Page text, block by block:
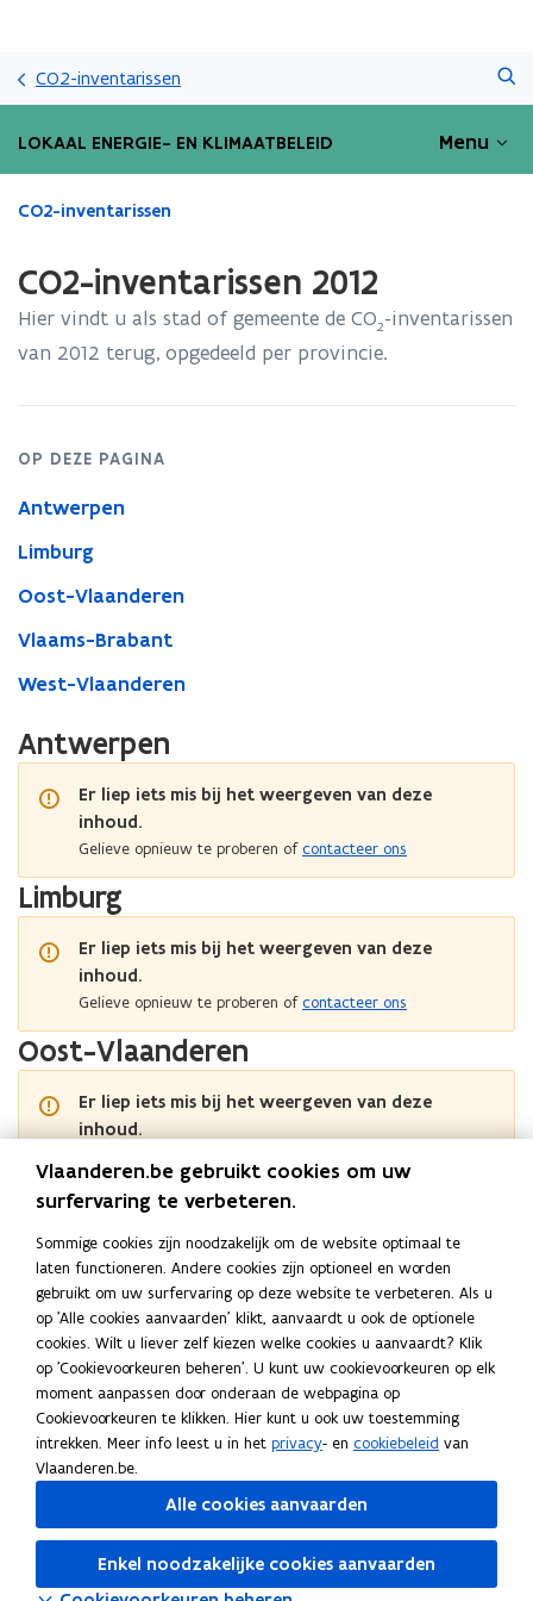
inhoud
gaan
CO2-inventarissen
LOKAAL ENERGIE- EN KLIMAATBELEID Menu
Gedaan
bevindt
op:
CO2-inventarissen
CO2-inventarissen 2012
Hier vindt u als stad of gemeente de CO2-inventarissen
van 2012 terug, opgedeeld per provincie.
OP DEZE PAGINA
Antwerpen
Limburg
Oost-Vlaanderen
Vlaams-Brabant
West-Vlaanderen
Antwerpen
Er liep iets mis bij het weergeven van deze
inhoud.
Gelieve opnieuw te proberen ofcontacteer ons
Limburg
Er liep iets mis bij het weergeven van deze
inhoud.
Gelieve opnieuw te proberen ofcontacteer ons
Oost-Vlaanderen
Er liep iets mis bij het weergeven van deze
inhoud.
Vlaams-Brabant
Er liep iets mis bij het weergeven van deze
inhoud.
Gelieve opnieuw te proberen of contacteer ons
West-Vlaanderen
Er liep iets mis bij het weergeven van deze
inhoud.
Gelieve opnieuw te proberen of
Deel deze pagina
Vlaanderen.be gebruikt cookies om uw
surfervaring te verbeteren.
Sommige cookies zijn noodzakelijk om de website optimaal te
laten functioneren. Andere cookies zijn optioneel en worden
gebruikt om uw surfervaring op deze website te verbeteren. Als u
op 'Alle cookies aanvaarden' klikt, aanvaardt u ook de optionele
cookies. Wilt u liever zelf kiezen welke cookies u aanvaardt? Klik
op 'Cookievoorkeuren beheren'. U kunt uw cookievoorkeuren op elk
moment aanpassen door onderaan de webpagina op
Cookievoorkeuren te klikken. Hier kunt u ook uw toestemming
intrekken. Meer info leest u in het privacy- en cookiebeleid van
Vlaanderen.be.
Alle cookies aanvaarden
Enkel noodzakelijke cookies aanvaarden